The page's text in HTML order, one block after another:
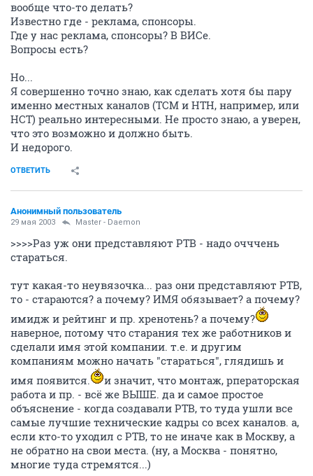
вообще что-то делать?
Известно где - реклама, спонсоры.
Где у нас реклама, спонсоры? В ВИСе.
Вопросы есть?
Но...
Я совершенно точно знаю, как сделать хотя бы пару
именно местных каналов (ТСМ и НТН, например, или
НСТ) реально интересными. Не просто знаю, а уверен,
что это возможно и должно быть.
И недорого.
ОТВЕТИТЬ
Анонимный пользователь
29 мая 2003 Master - Daemon
>>>>Раз уж они представляют РТВ - надо очччень
стараться.
тут какая-то неувязочка... раз они представляют РТВ,
то - стараются? а почему? ИМЯ обязывает? а почему?
имидж и рейтинг и пр. хренотень? а почему?
наверное, потому что старания тех же работников и
сделали имя этой компании. т.е. и другим
компаниям можно начать "стараться", глядишь и
имя появится.
и значит, что монтаж, рператорская
работа и пр. - всё же ВЫШЕ. да и самое простое
объяснение - когда создавали РТВ, то туда ушли все
самые лучшие технические кадры со всех каналов. а,
если кто-то уходил с РТВ, то не иначе как в Москву, а
не обратно на свои места. (ну, а Москва - понятно,
многие туда стремятся...)